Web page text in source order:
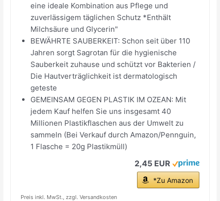
eine ideale Kombination aus Pflege und
zuverlässigem täglichen Schutz *Enthält
Milchsäure und Glycerin"
BEWÄHRTE SAUBERKEIT: Schon seit über 110
Jahren sorgt Sagrotan für die hygienische
Sauberkeit zuhause und schützt vor Bakterien /
Die Hautverträglichkeit ist dermatologisch
geteste
GEMEINSAM GEGEN PLASTIK IM OZEAN: Mit
jedem Kauf helfen Sie uns insgesamt 40
Millionen Plastikflaschen aus der Umwelt zu
sammeln (Bei Verkauf durch Amazon/Pennguin,
1 Flasche = 20g Plastikmüll)​
2,45 EUR
*Zu Amazon
Preis inkl. MwSt., zzgl. Versandkosten